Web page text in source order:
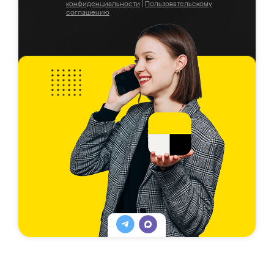
конфиденциальности
Пользовательскому
соглашению